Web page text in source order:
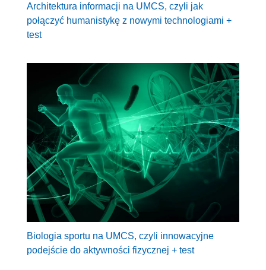
Architektura informacji na UMCS, czyli jak
połączyć humanistykę z nowymi technologiami +
test
Biologia sportu na UMCS, czyli innowacyjne
podejście do aktywności fizycznej + test